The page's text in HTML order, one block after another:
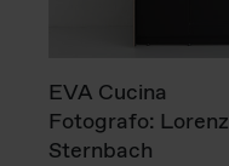
EVA Cucina
Fotografo: Lorenz
Sternbach